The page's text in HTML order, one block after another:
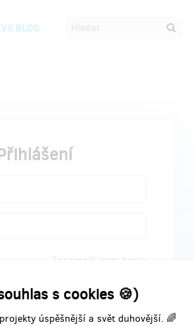
s cookies 🍪)
úspěšnější a svět duhovější. 🌈
BLOG
Zapomněl jsem heslo